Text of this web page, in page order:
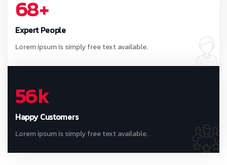
68+
Expert People
Lorem ipsum is simply free text available.
56k
Happy Customers
Lorem ipsum is simply free text available.